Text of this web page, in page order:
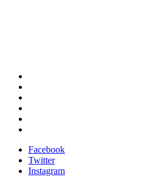
Facebook
Twitter
Instagram